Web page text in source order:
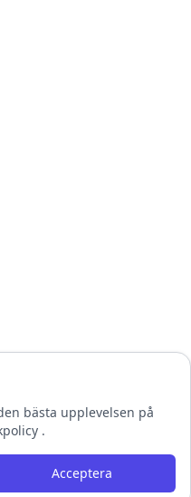
bästa upplevelsen på
.
Acceptera